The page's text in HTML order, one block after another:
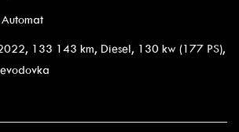
Automat
133 143 km, Diesel, 130 kw (177 PS),